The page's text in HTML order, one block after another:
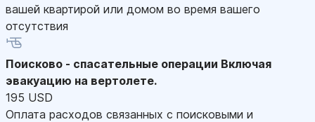
вашей квартирой или домом во время вашего
отсутствия
Поисково - спасательные операции Включая
эвакуацию на вертолете.
195 USD
Оплата расходов связанных с поисковыми и